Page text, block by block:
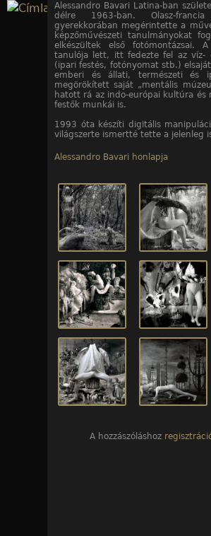
Jump to
Alessandro Bavari Latina-ban
délre 1963-ban. Olasz-
gyerekkorában megérintette a
képzőművészeti tanulmányokat
elkészültek első fotómontázsai.
tanulója lett, itt fedezte fel az víz-
(ipari festés, fotónyomat stb.)
emberi és állati, természeti és
megörökített saját „mentális
hatott rá az indo-európai kultúra és
festők munkái is.
1993 óta készíti digitális
világszerte ismertté tette a jelenleg
Alessandro Bavari honlapja
10/1. kép
10/2. kép
10/3. kép
10/4. kép
10/5. kép
10/6. kép
10/7. kép
10/8. kép
10/9. kép
10/10.
A hozzászóláshoz